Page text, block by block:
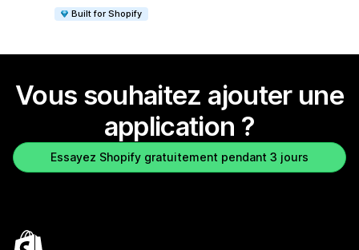
Built for Shopify
Vous souhaitez ajouter une
application ?
Essayez Shopify gratuitement pendant 3 jours